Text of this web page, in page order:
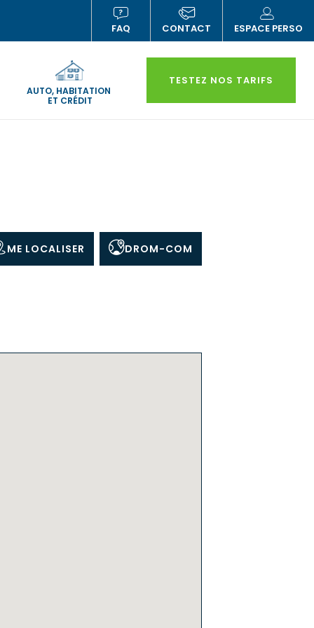
FAQ (NOUVELLE
FENÊTRE)
CONTACT ESPACE PERSO
AUTO, HABITATION
ET CRÉDIT
TESTEZ NOS TARIFS
ME LOCALISER DROM-COM